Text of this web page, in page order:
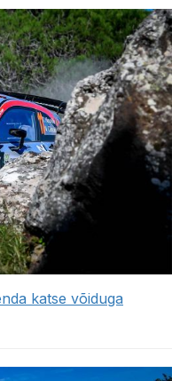
katse võiduga